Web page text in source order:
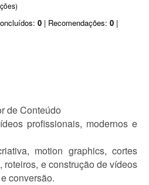
0 | Recomendações: 0 |
de Conteúdo
profissionais, modernos e
motion graphics, cortes
e construção de vídeos
conversão.